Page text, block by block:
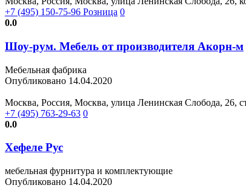
+7 (495) 150-75-96 Розница 0
0.0
Шоу-рум. Мебель от производителя Акорн-м
Мебельная фабрика
Опубликовано 14.04.2020
Москва, Россия, Москва, улица Ленинская Слобода, 26,
+7 (495) 763-29-63 0
0.0
Хефеле Рус
мебельная фурнитура и комплектующие
Опубликовано 14.04.2020